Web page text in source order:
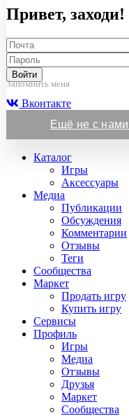
Привет, заходи!
Войти
Запомнить меня
Вконтакте
Ещё не с
Каталог
Игры
Аксессуары
Медиа
Публикации
Обсуждения
Комментарии
Отзывы
Теги
Сообщества
Маркет
Продать игру
Купить игру
Сервисы
Профиль
Игры
Медиа
Отзывы
Друзья
Маркет
Сообщества